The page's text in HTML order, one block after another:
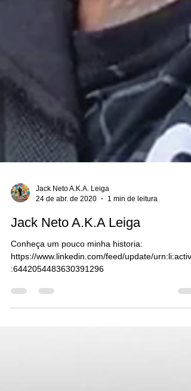
24 de abr. de 2020
1 min de leitura
Jack Neto A.K.A Leiga
Conheça um pouco minha historia:
:6442054483630391296